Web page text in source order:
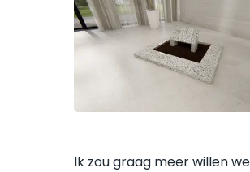
Ik zou graag meer willen